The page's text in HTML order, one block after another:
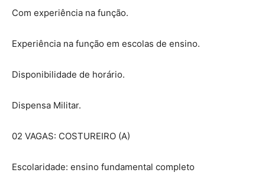
Com experiência na função.
Experiência na função em escolas de ensino.
Disponibilidade de horário.
Dispensa Militar.
02 VAGAS: COSTUREIRO (A)
Escolaridade: ensino fundamental completo